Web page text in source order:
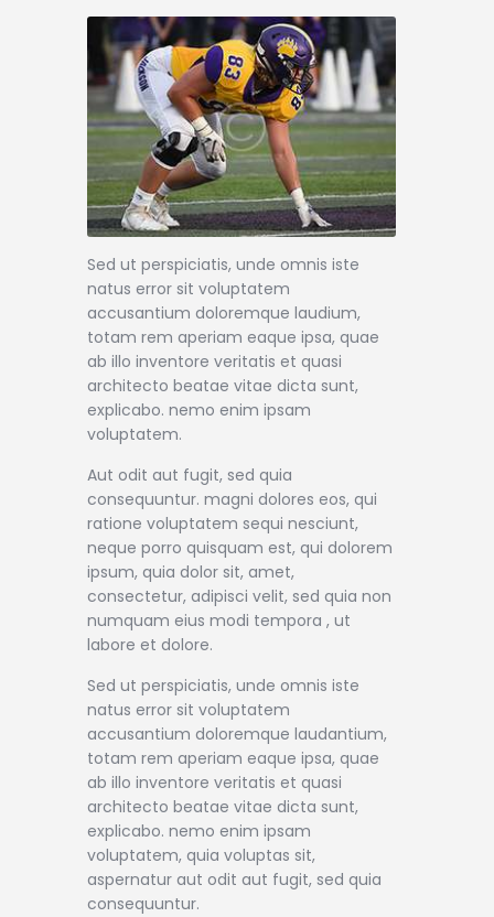
Sed ut perspiciatis, unde omnis iste
natus error sit voluptatem
accusantium doloremque laudium,
totam rem aperiam eaque ipsa, quae
ab illo inventore veritatis et quasi
architecto beatae vitae dicta sunt,
explicabo. nemo enim ipsam
voluptatem.
Aut odit aut fugit, sed quia
consequuntur. magni dolores eos, qui
ratione voluptatem sequi nesciunt,
neque porro quisquam est, qui dolorem
ipsum, quia dolor sit, amet,
consectetur, adipisci velit, sed quia non
numquam eius modi tempora , ut
labore et dolore.
Sed ut perspiciatis, unde omnis iste
natus error sit voluptatem
accusantium doloremque laudantium,
totam rem aperiam eaque ipsa, quae
ab illo inventore veritatis et quasi
architecto beatae vitae dicta sunt,
explicabo. nemo enim ipsam
voluptatem, quia voluptas sit,
aspernatur aut odit aut fugit, sed quia
consequuntur.